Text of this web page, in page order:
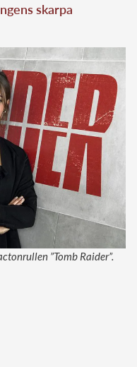
skarpa
”Tomb Raider”.